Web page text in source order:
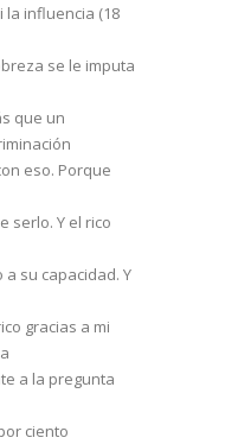
la influencia (18
se le imputa
que un
eso. Porque
serlo. Y el rico
su capacidad. Y
gracias a mi
a la pregunta
ciento